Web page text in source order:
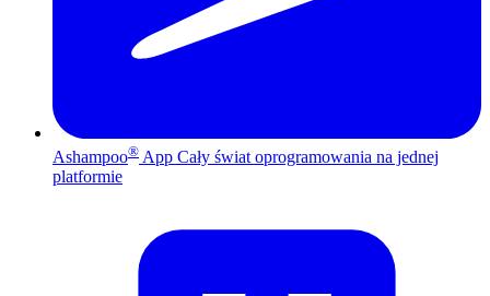
Ashampoo® App Cały świat oprogramowania na jednej
platformie